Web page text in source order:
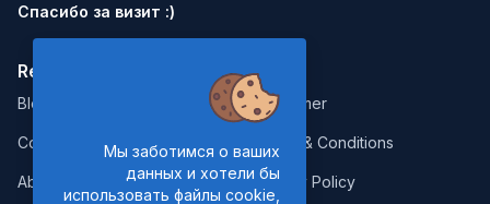
Спасибо за визит :)
Resources:
Blog
Contact
About Us
Legal:
Disclaimer
Terms & Conditions
Privacy Policy
Мы заботимся о ваших
данных и хотели бы
использовать файлы cookie,